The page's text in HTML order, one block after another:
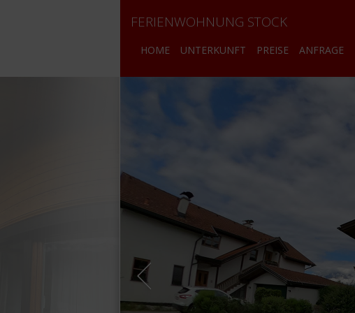
FERIENWOHNUNG STOCK
HOME UNTERKUNFT PREISE ANFRAGE